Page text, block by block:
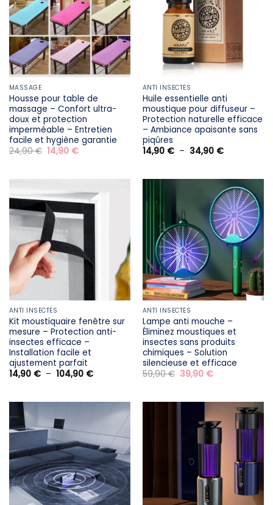
MASSAGE
Housse pour table de
massage – Confort ultra-
doux et protection
imperméable – Entretien
facile et hygiène garantie
24,90€ Le
prix
24,90 €.
14,90 €Le
14,90 €.
ANTI INSECTES
Huile essentielle anti
moustique pour diffuseur –
Protection naturelle efficace
– Ambiance apaisante sans
piqûres
14,90 € – 34,90 €Plage
à
34,90 €
ANTI INSECTES
Kit moustiquaire fenêtre sur
mesure – Protection anti-
insectes efficace –
Installation facile et
ajustement parfait
14,90 € – 104,90 €Plage
à
104,90 €
ANTI INSECTES
Lampe anti mouche –
Éliminez moustiques et
insectes sans produits
chimiques – Solution
silencieuse et efficace
59,90€ Le
prix
59,90 €.
39,90 €Le
39,90 €.